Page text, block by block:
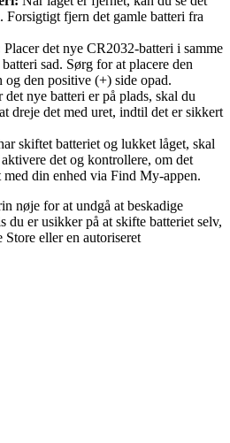
Forsigtigt fjern det gamle batteri fra
Placer det nye CR2032-batteri i samme
sad. Sørg for at placere den
og den positive (+) side opad.
det nye batteri er på plads, skal du
dreje det med uret, indtil det er sikkert
skiftet batteriet og lukket låget, skal
det og kontrollere, om det
din enhed via Find My-appen.
nøje for at undgå at beskadige
du er usikker på at skifte batteriet selv,
eller en autoriseret